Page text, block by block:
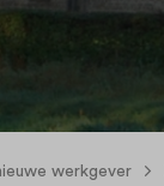
werkgever